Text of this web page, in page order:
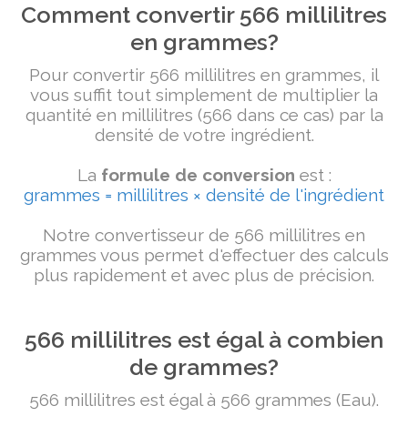
Comment convertir 566 millilitres
en grammes?
Pour convertir 566 millilitres en grammes, il
vous suffit tout simplement de multiplier la
quantité en millilitres (566 dans ce cas) par la
densité de votre ingrédient.
La formule de conversion est :
grammes = millilitres × densité de l'ingrédient
Notre convertisseur de 566 millilitres en
grammes vous permet d'effectuer des calculs
plus rapidement et avec plus de précision.
566 millilitres est égal à combien
de grammes?
566 millilitres est égal à 566 grammes (Eau).